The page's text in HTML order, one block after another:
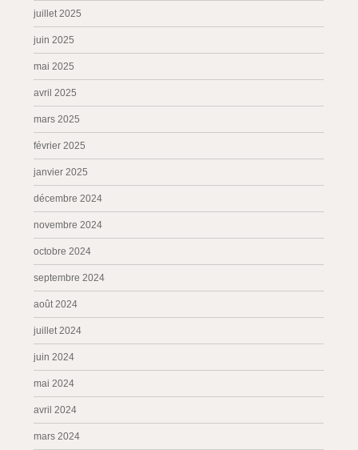
juillet 2025
juin 2025
mai 2025
avril 2025
mars 2025
février 2025
janvier 2025
décembre 2024
novembre 2024
octobre 2024
septembre 2024
août 2024
juillet 2024
juin 2024
mai 2024
avril 2024
mars 2024